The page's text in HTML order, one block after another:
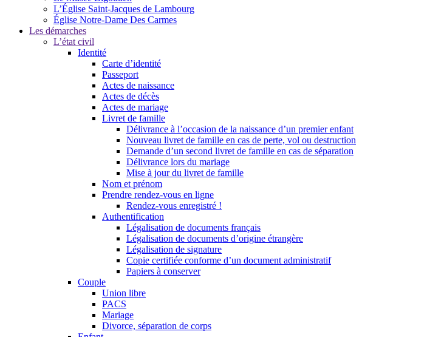
L’Église Saint-Jacques de Lambourg
Église Notre-Dame Des Carmes
Les démarches
L’état civil
Identité
Carte d’identité
Passeport
Actes de naissance
Actes de décès
Actes de mariage
Livret de famille
Délivrance à l’occasion de la naissance d’un premier enfant
Nouveau livret de famille en cas de perte, vol ou destruction
Demande d’un second livret de famille en cas de séparation
Délivrance lors du mariage
Mise à jour du livret de famille
Nom et prénom
Prendre rendez-vous en ligne
Rendez-vous enregistré !
Authentification
Légalisation de documents français
Légalisation de documents d’origine étrangère
Légalisation de signature
Copie certifiée conforme d’un document administratif
Papiers à conserver
Couple
Union libre
PACS
Mariage
Divorce, séparation de corps